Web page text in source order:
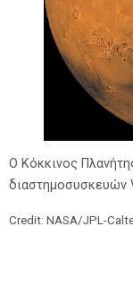
Ο Κόκκινος
διαστημοσυσκευών
Credit: NASA/JPL-